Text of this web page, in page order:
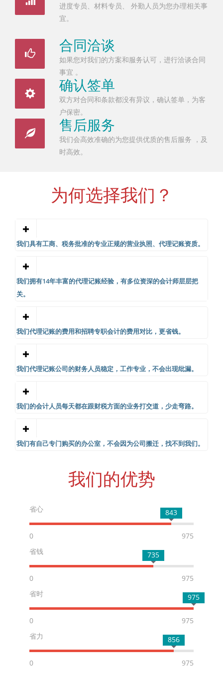
进度专员、材料专员、 外勤人员为您办理相关事
宜。
合同洽谈
如果您对我们的方案和服务认可，进行洽谈合同
事宜 。
确认签单
双方对合同和条款都没有异议，确认签单，为客
户保密。
售后服务
我们会高效准确的为您提供优质的售后服务 ，及
时高效。
为何选择我们？
我们具有工商、税务批准的专业正规的营业执照、代理记账资质。
我们拥有14年丰富的代理记账经验，有多位资深的会计师层层把
关。
我们代理记账的费用和招聘专职会计的费用对比，更省钱。
我们代理记账公司的财务人员稳定，工作专业，不会出现纰漏。
我们的会计人员每天都在跟财税方面的业务打交道，少走弯路。
我们有自己专门购买的办公室，不会因为公司搬迁，找不到我们。
我们的优势
省心 843
0
975
省钱
735
0
975
省时
975
0
975
省力
856
0 975